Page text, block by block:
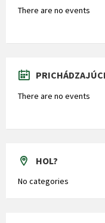
There are no events
PRICHÁDZAJÚCI
There are no events
HOL?
No categories